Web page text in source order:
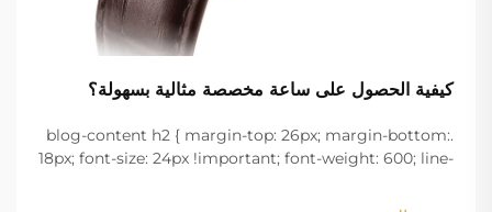
كيفية الحصول على ساعة مخصصة مثالية بسهولة؟
.blog-content h2 { margin-top: 26px; margin-bottom:
18px; font-size: 24px !important; font-weight: 600; line-
margin-bottom: 18px; font-size: 20px !important; font-